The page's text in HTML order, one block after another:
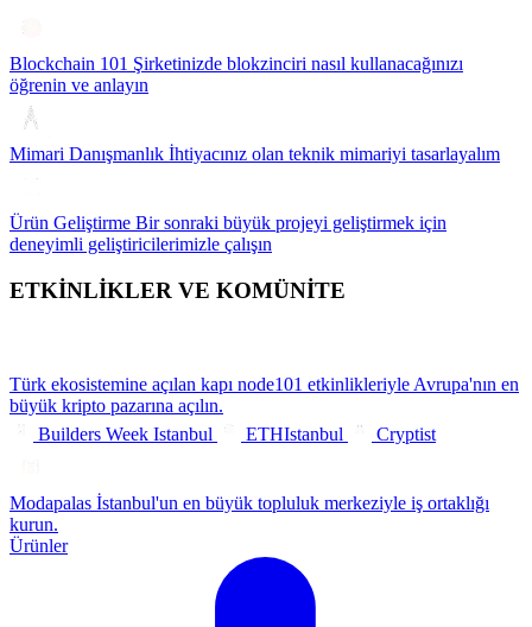
Blockchain 101 Şirketinizde blokzinciri nasıl kullanacağınızı
öğrenin ve anlayın
Mimari Danışmanlık İhtiyacınız olan teknik mimariyi tasarlayalım
Ürün Geliştirme Bir sonraki büyük projeyi geliştirmek için
deneyimli geliştiricilerimizle çalışın
ETKİNLİKLER VE KOMÜNİTE
Türk ekosistemine açılan kapı node101 etkinlikleriyle Avrupa'nın en
büyük kripto pazarına açılın.
Builders Week Istanbul
ETHIstanbul Cryptist
Modapalas İstanbul'un en büyük topluluk merkeziyle iş ortaklığı
kurun.
Ürünler